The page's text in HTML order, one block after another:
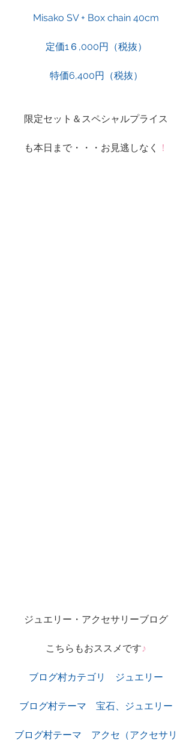
Misako SV + Box chain 40cm
定価1６,000円（税抜）
特価6,400円（税抜）
限定セット＆スペシャルプライス
も本日まで・・・お見逃しなく ！
ジュエリー・アクセサリーブログ
こちらもおススメです♪
ブログ村カテゴリ　ジュエリー
ブログ村テーマ　宝石、ジュエリー
ブログ村テーマ　アクセ（アクセサリ